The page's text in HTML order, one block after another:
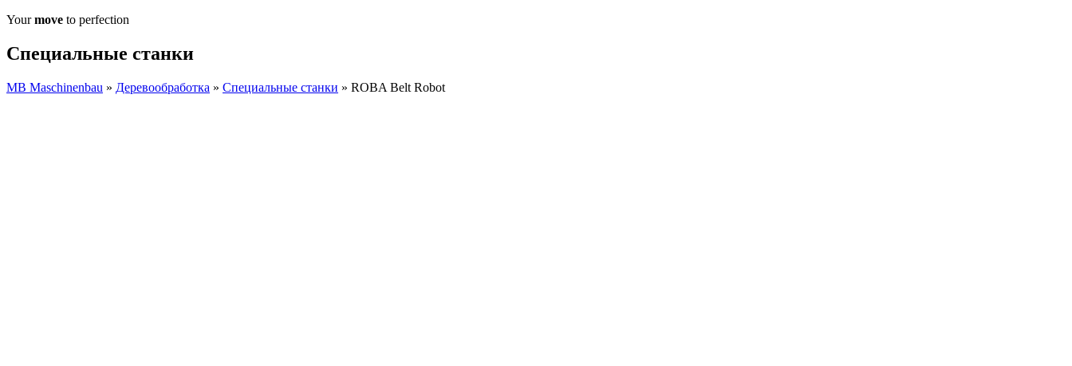
Yourmove to perfection
Специальные станки
MB Maschinenbau » Деревообработка » Специальные станки » ROBA Belt Robot